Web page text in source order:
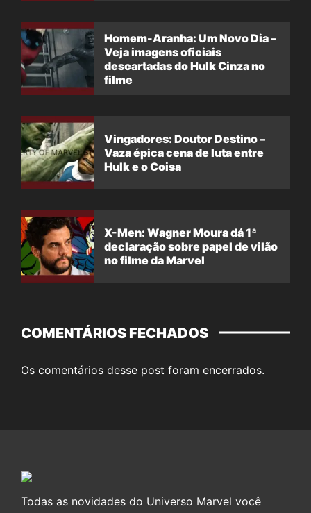
Homem-Aranha: Um Novo Dia –
Veja imagens oficiais
descartadas do Hulk Cinza no
filme
Vingadores: Doutor Destino –
Vaza épica cena de luta entre
Hulk e o Coisa
X-Men: Wagner Moura dá 1ª
declaração sobre papel de vilão
no filme da Marvel
COMENTÁRIOS FECHADOS
Os comentários desse post foram encerrados.
Todas as novidades do Universo Marvel você